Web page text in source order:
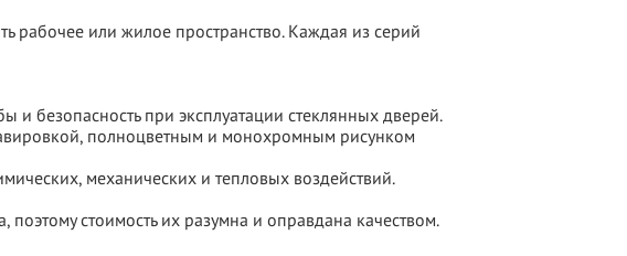
рабочее или жилое пространство. Каждая из серий
безопасность при эксплуатации стеклянных дверей.
полноцветным и монохромным рисунком
механических и тепловых воздействий.
стоимость их разумна и оправдана качеством.